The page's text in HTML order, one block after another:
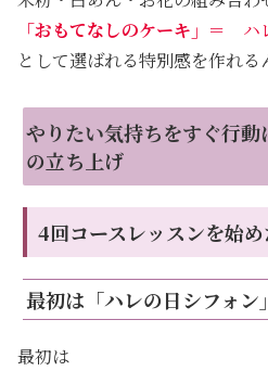
「おもてなしのケーキ」 ＝ ハ
として選ばれる特別感を作れる
やりたい気持ちをすぐ行
の立ち上げ
4回コースレッスンを始
最初は「ハレの日シフォン
最初は